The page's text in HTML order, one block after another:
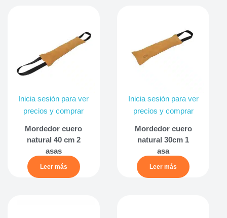
Inicia sesión para ver
precios y comprar
Mordedor cuero
natural 40 cm 2
asas
Leer más
Inicia sesión para ver
precios y comprar
Mordedor cuero
natural 30cm 1
asa
Leer más